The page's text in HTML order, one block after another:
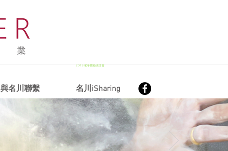
2018潔淨標籤研討會
與名川聯繫 名川iSharing
2019台北食品展